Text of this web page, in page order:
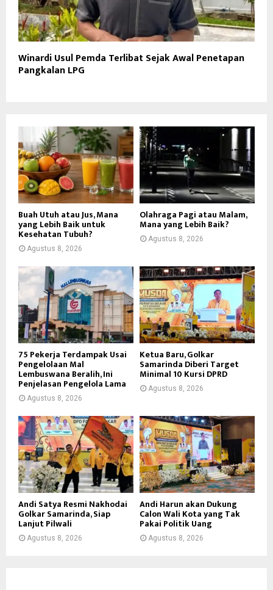
Winardi Usul Pemda Terlibat Sejak Awal Penetapan
Pangkalan LPG
Buah Utuh atau Jus, Mana
yang Lebih Baik untuk
Kesehatan Tubuh?
Agustus 8, 2026
Olahraga Pagi atau Malam,
Mana yang Lebih Baik?
Agustus 8, 2026
75 Pekerja Terdampak Usai
Pengelolaan Mal
Lembuswana Beralih, Ini
Penjelasan Pengelola Lama
Agustus 8, 2026
Ketua Baru, Golkar
Samarinda Diberi Target
Minimal 10 Kursi DPRD
Agustus 8, 2026
Andi Satya Resmi Nakhodai
Golkar Samarinda, Siap
Lanjut Pilwali
Agustus 8, 2026
Andi Harun akan Dukung
Calon Wali Kota yang Tak
Pakai Politik Uang
Agustus 8, 2026